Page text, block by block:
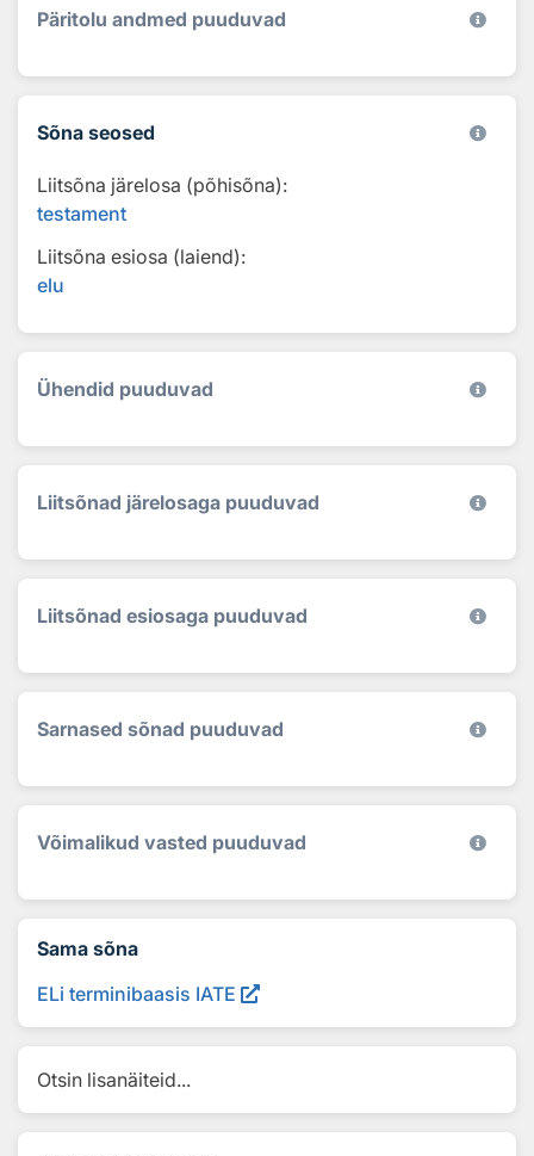
Päritolu andmed puuduvad
Sõna seosed
Liitsõna järelosa (põhisõna):
testament
Liitsõna esiosa (laiend):
elu
Ühendid puuduvad
Liitsõnad järelosaga puuduvad
Liitsõnad esiosaga puuduvad
Sarnased sõnad puuduvad
Võimalikud vasted puuduvad
Sama sõna
ELi terminibaasis IATE
Otsin lisanäiteid...